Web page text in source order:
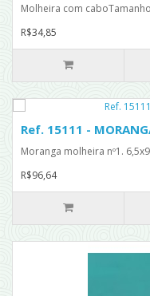
Molheira com
R$34,85
Ref. 15111 -
Moranga molheira nº1.
R$96,64